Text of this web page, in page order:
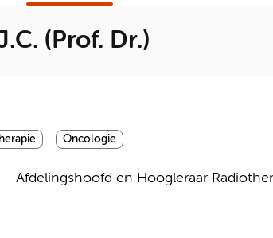
(Prof. Dr.)
Oncologie
Afdelingshoofd en Hoogleraar